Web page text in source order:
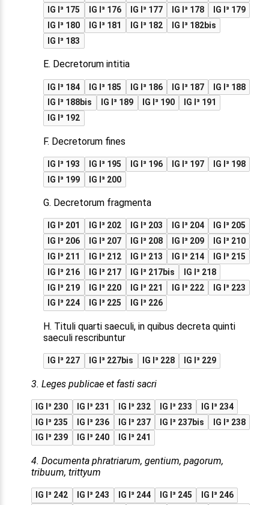
IG I³ 175
IG I³ 176 IG I³ 177 IG I³ 178
IG I³ 179
IG I³ 180
IG I³ 181 IG I³ 182
IG I³ 182bis
IG I³ 183
E. Decretorum intitia
IG I³ 184 IG I³ 185 IG I³ 186 IG I³ 187
IG I³ 188
IG I³ 188bis
IG I³ 189 IG I³ 190
IG I³ 191
IG I³ 192
F. Decretorum fines
IG I³ 193 IG I³ 195 IG I³ 196 IG I³ 197
IG I³ 198
IG I³ 199
IG I³ 200
G. Decretorum fragmenta
IG I³ 201 IG I³ 202 IG I³ 203 IG I³ 204
IG I³ 205
IG I³ 206
IG I³ 207 IG I³ 208 IG I³ 209
IG I³ 210
IG I³ 211
IG I³ 212 IG I³ 213 IG I³ 214
IG I³ 215
IG I³ 216
IG I³ 217 IG I³ 217bis
IG I³ 218
IG I³ 219
IG I³ 220 IG I³ 221 IG I³ 222
IG I³ 223
IG I³ 224
IG I³ 225 IG I³ 226
H. Tituli quarti saeculi, in quibus decreta quinti
saeculi rescribuntur
IG I³ 227 IG I³ 227bis IG I³ 228 IG I³ 229
3. Leges publicae et fasti sacri
IG I³ 230 IG I³ 231 IG I³ 232 IG I³ 233
IG I³ 234
IG I³ 235
IG I³ 236 IG I³ 237 IG I³ 237bis
IG I³ 238
IG I³ 239
IG I³ 240 IG I³ 241
4. Documenta phratriarum, gentium, pagorum,
tribuum, trittyum
IG I³ 242 IG I³ 243 IG I³ 244 IG I³ 245
IG I³ 246